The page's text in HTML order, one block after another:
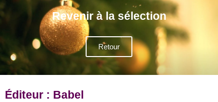
Revenir à la sélection
Retour
Éditeur : Babel